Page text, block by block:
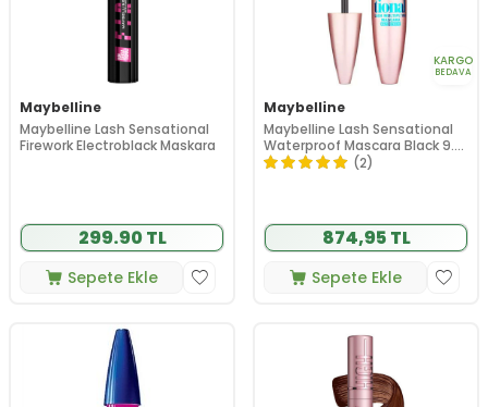
Maybelline
Maybelline Lash Sensational
Firework Electroblack Maskara
299.90 TL
Sepete Ekle
KARGO
BEDAVA
Maybelline
Maybelline Lash Sensational
Waterproof Mascara Black 9.4
ml
(2)
874,95 TL
Sepete Ekle